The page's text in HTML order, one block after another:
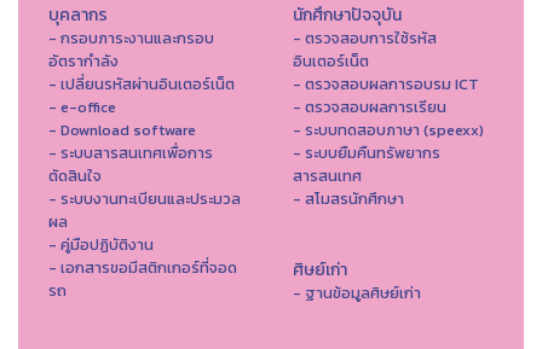
บุคลากร
- กรอบภาระงานและกรอบ
อัตรากำลัง
- เปลี่ยนรหัสผ่านอินเตอร์เน็ต
- e-office
- Download software
- ระบบสารสนเทศเพื่อการ
ตัดสินใจ
- ระบบงานทะเบียนและประมวล
ผล
- คู่มือปฏิบัติงาน
- เอกสารขอมีสติกเกอร์ที่จอด
รถ
นักศึกษาปัจจุบัน
- ตรวจสอบการใช้รหัส
อินเตอร์เน็ต
- ตรวจสอบผลการอบรม ICT
- ตรวจสอบผลการเรียน
- ระบบทดสอบภาษา (speexx)
- ระบบยืมคืนทรัพยากร
สารสนเทศ
- สโมสรนักศึกษา
ศิษย์เก่า
- ฐานข้อมูลศิษย์เก่า